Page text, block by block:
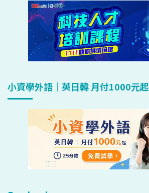
小資學外語｜英日韓 月付1000元起